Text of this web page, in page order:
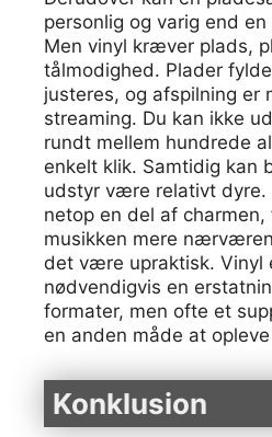
personlig og varig end
Men vinyl kræver plads,
tålmodighed. Plader
justeres, og afspilning er
streaming. Du kan ikke
rundt mellem hundrede
enkelt klik. Samtidig kan
udstyr være relativt dyre.
netop en del af
musikken mere
det være upraktisk. Vinyl
nødvendigvis en
formater, men ofte et
en anden måde at
Konklusion